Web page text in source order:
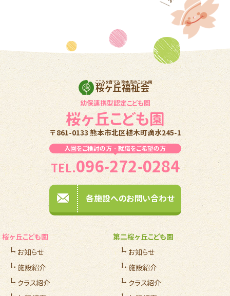
こころを育てる 熊本市のこども園
桜ヶ丘福祉会
幼保連携型認定こども園
桜ヶ丘こども園
〒861-0133 熊本市北区植木町滴水245-1
入園をご検討の方・就職をご希望の方
TEL.096-272-0284
各施設へのお問い合わせ
桜ヶ丘こども園
お知らせ
施設紹介
クラス紹介
第二桜ヶ丘こども園
お知らせ
施設紹介
クラス紹介